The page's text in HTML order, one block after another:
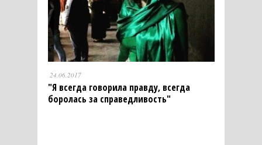
24.06.2017
"Я всегда говорила правду, всегда
боролась за справедливость"